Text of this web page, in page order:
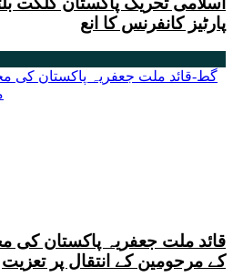
پارٹیز کانفرنس کا انع
قائد ملت جعفریہ پاکستان
کے مرحومین کے انتقال پر تعزیت